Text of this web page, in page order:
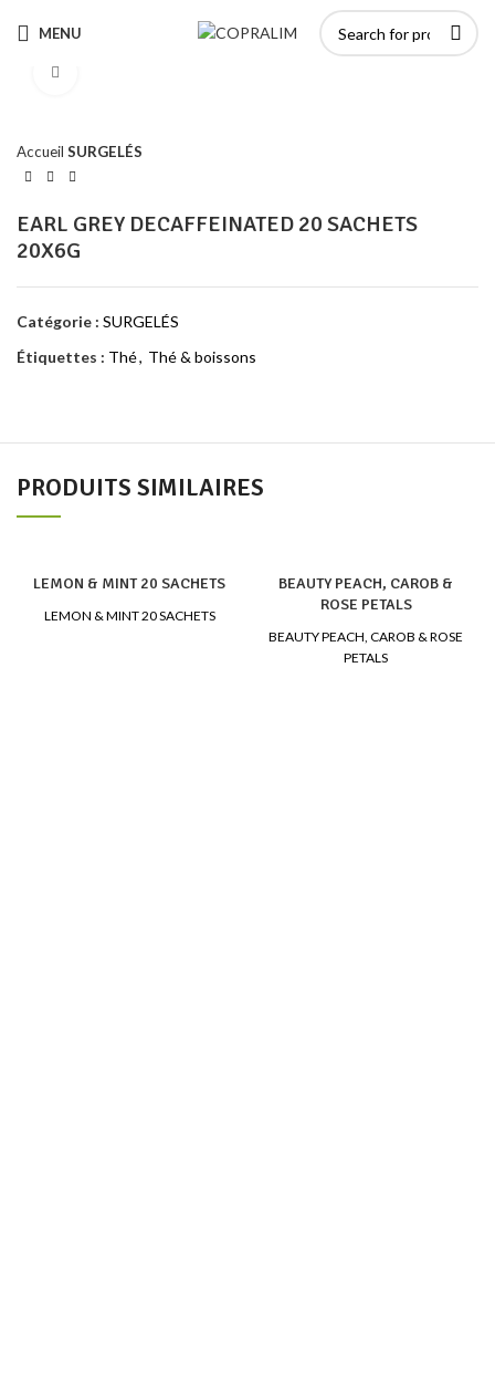
MENU
Accueil SURGELÉS
EARL GREY DECAFFEINATED 20 SACHETS
20X6G
Catégorie : SURGELÉS
Étiquettes : Thé, Thé & boissons
PRODUITS SIMILAIRES
LEMON & MINT 20 SACHETS
LEMON & MINT 20 SACHETS
BEAUTY PEACH, CAROB &
ROSE PETALS
BEAUTY PEACH, CAROB & ROSE
PETALS